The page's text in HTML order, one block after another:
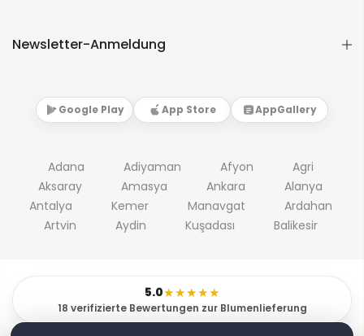
Newsletter-Anmeldung
Google Play App Store AppGallery
Adana Adiyaman Afyon
Agri
Aksaray
Amasya Ankara
Alanya
Antalya
Kemer Manavgat
Ardahan
Artvin
Aydin Kuşadası Balikesir
5.0★★★★★
18 verifizierte Bewertungen zur Blumenlieferung